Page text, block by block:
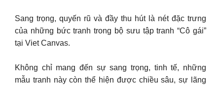
Sang trọng, quyến rũ và đầy thu hút là nét đặc trưng
của những bức tranh trong bộ sưu tập tranh “Cô gái”
tại Viet Canvas.
Không chỉ mang đến sự sang trọng, tinh tế, những
mẫu tranh này còn thể hiện được chiều sâu, sự lãng